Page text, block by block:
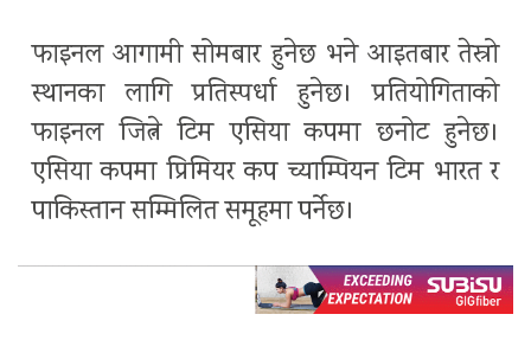
फाइनल आगामी सोमबार हुनेछ भने आइतबार तेस्रो
स्थानका लागि प्रतिस्पर्धा हुनेछ। प्रतियोगिताको
फाइनल जित्ने टिम एसिया कपमा छनोट हुनेछ।
एसिया कपमा प्रिमियर कप च्याम्पियन टिम भारत र
पाकिस्तान सम्मिलित समूहमा पर्नेछ।